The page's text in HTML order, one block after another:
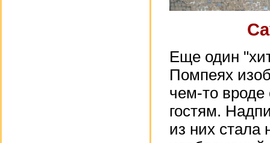
Еще один
Помпеях
чем-то вроде
гостям.
из них стала